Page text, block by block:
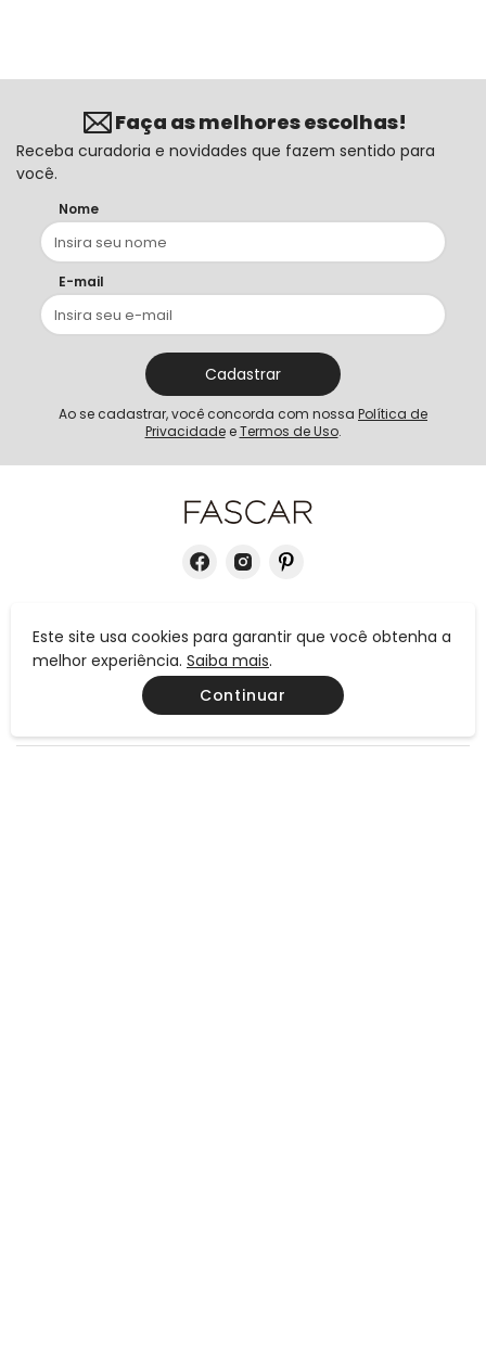
Faça as melhores escolhas!
Receba curadoria e novidades que fazem sentido para
você.
Nome
E-mail
Cadastrar
Ao se cadastrar, você concorda com nossa Política de
Privacidadee Termos de Uso.
INSTITUCIONAL
Este site usa cookies para garantir que você obtenha a
melhor experiência. Saiba mais.
Continuar